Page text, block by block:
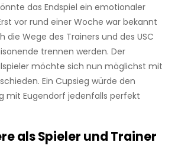
das Endspiel ein emotionaler
vor rund einer Woche war bekannt
die Wege des Trainers und des USC
trennen werden. Der
möchte sich nun möglichst mit
Ein Cupsieg würde den
mit Eugendorf jedenfalls perfekt
als Spieler und Trainer